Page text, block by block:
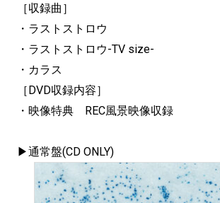
［収録曲］
・ラストストロウ
・ラストストロウ-TV size-
・カラス
［DVD収録内容］
・映像特典 REC風景映像収録
▶通常盤(CD ONLY)